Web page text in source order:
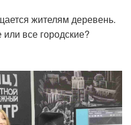
жителям деревень.
или все городские?